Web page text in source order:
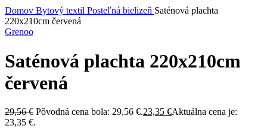
Domov Bytový textil Posteľná bielizeň Saténová plachta
220x210cm červená
Grenoo
Saténová plachta 220x210cm
červená
29,56€ Pôvodná cena bola: 29,56 €.23,35 €Aktuálna cena je:
23,35 €.